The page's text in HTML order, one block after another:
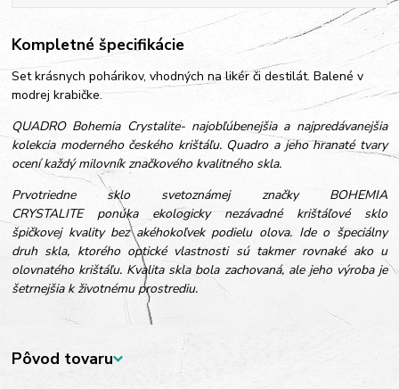
Kompletné špecifikácie
Set krásnych pohárikov, vhodných na likér či destilát. Balené v
modrej krabičke.
QUADRO Bohemia Crystalite- najobľúbenejšia a najpredávanejšia
kolekcia moderného českého krištáľu. Quadro a jeho hranaté tvary
ocení každý milovník značkového kvalitného skla.
Prvotriedne sklo svetoznámej značky BOHEMIA
CRYSTALITE ponúka ekologicky nezávadné krištáľové sklo
špičkovej kvality bez akéhokoľvek podielu olova. Ide o špeciálny
druh skla, ktorého optické vlastnosti sú takmer rovnaké ako u
olovnatého krištáľu. Kvalita skla bola zachovaná, ale jeho výroba je
šetrnejšia k životnému prostrediu.
Pôvod tovaru